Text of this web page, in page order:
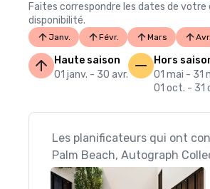
Faites correspondre les dates de
disponibilité.
Janv. Févr. Mars Avr.
Haute saison
01 janv. - 30 avr.
Hors
01 mai - 31
01 oct. - 31
Les planificateurs qui ont
Palm Beach, Autograph